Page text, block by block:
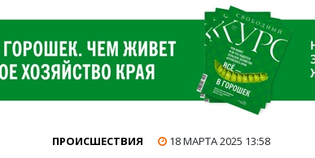
ПРОИСШЕСТВИЯ 18 МАРТА 2025 13:58